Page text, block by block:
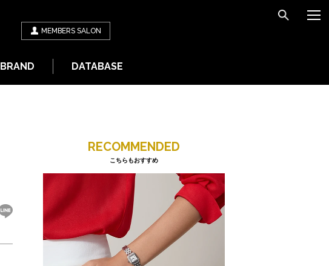
MEMBERS SALON
BRAND DATABASE
RECOMMENDED
こちらもおすすめ